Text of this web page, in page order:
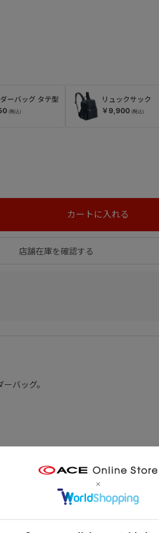
バッグ。
が可能です。メタリック調のファスナ
ーバッグ タテ型
リュックサック
￥9,900
店舗在庫を確認する